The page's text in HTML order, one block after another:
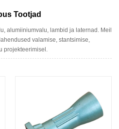
Tootjad
alumiiniumvalu, lambid ja laternad. Meil
valamise, stantsimise,
projekteerimisel.